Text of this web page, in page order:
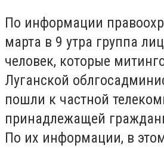
По информации
марта в 9 утра группа
человек, которые
Луганской
пошли к частной
принадлежащей
По их информации, в